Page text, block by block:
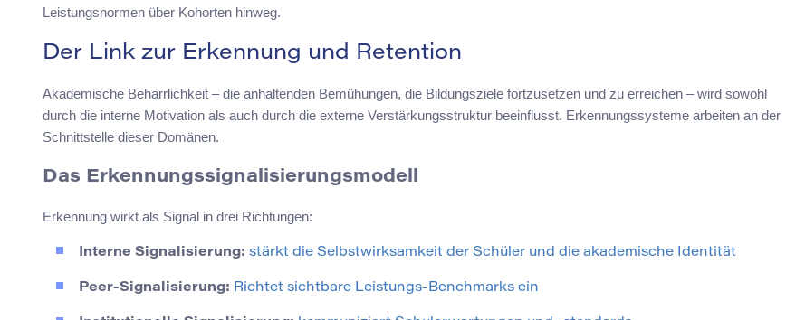
Leistungsnormen über Kohorten hinweg.
Der Link zur Erkennung und Retention
Akademische Beharrlichkeit – die anhaltenden Bemühungen, die Bildungsziele fortzusetzen und zu erreichen – wird sowohl
durch die interne Motivation als auch durch die externe Verstärkungsstruktur beeinflusst. Erkennungssysteme arbeiten an der
Schnittstelle dieser Domänen.
Das Erkennungssignalisierungsmodell
Erkennung wirkt als Signal in drei Richtungen:
Interne Signalisierung: stärkt die Selbstwirksamkeit der Schüler und die akademische Identität
Peer-Signalisierung: Richtet sichtbare Leistungs-Benchmarks ein